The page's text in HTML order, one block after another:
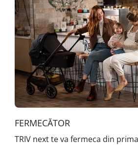
FERMECĂTOR
TRIV next te va fermeca din